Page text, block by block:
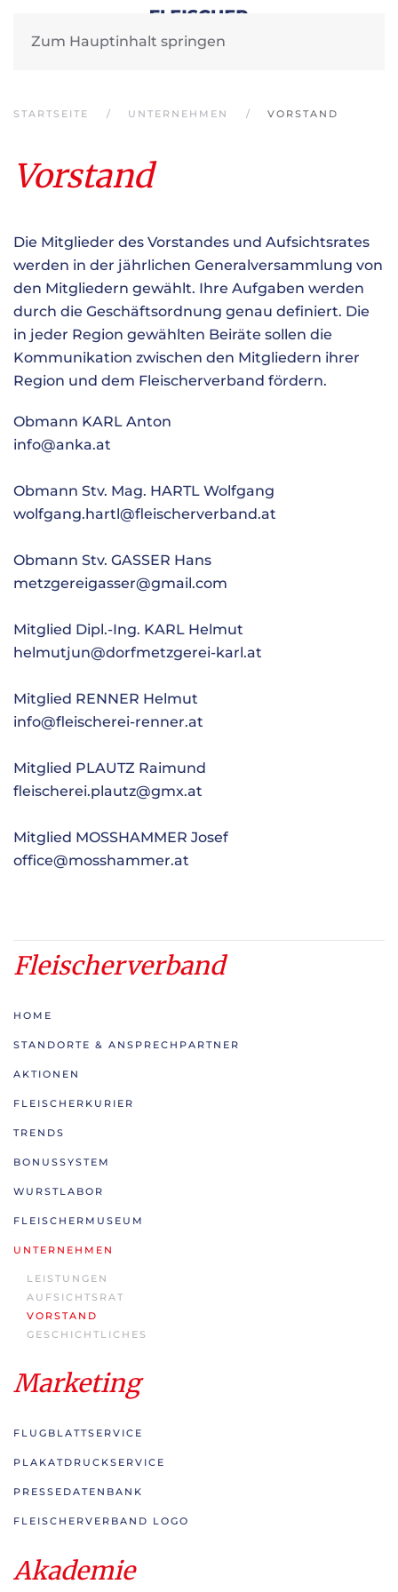
Zum Hauptinhalt springen
STARTSEITE UNTERNEHMEN VORSTAND
Vorstand
Die Mitglieder des Vorstandes und Aufsichtsrates
werden in der jährlichen Generalversammlung von
den Mitgliedern gewählt. Ihre Aufgaben werden
durch die Geschäftsordnung genau definiert. Die
in jeder Region gewählten Beiräte sollen die
Kommunikation zwischen den Mitgliedern ihrer
Region und dem Fleischerverband fördern.
Obmann KARL Anton
info@anka.at
Obmann Stv. Mag. HARTL Wolfgang
wolfgang.hartl@fleischerverband.at
Obmann Stv. GASSER Hans
metzgereigasser@gmail.com
Mitglied Dipl.-Ing. KARL Helmut
helmutjun@dorfmetzgerei-karl.at
Mitglied RENNER Helmut
info@fleischerei-renner.at
Mitglied PLAUTZ Raimund
fleischerei.plautz@gmx.at
Mitglied MOSSHAMMER Josef
office@mosshammer.at
Fleischerverband
HOME
STANDORTE & ANSPRECHPARTNER
AKTIONEN
FLEISCHERKURIER
TRENDS
BONUSSYSTEM
WURSTLABOR
FLEISCHERMUSEUM
UNTERNEHMEN
LEISTUNGEN
AUFSICHTSRAT
VORSTAND
GESCHICHTLICHES
Marketing
FLUGBLATTSERVICE
PLAKATDRUCKSERVICE
PRESSEDATENBANK
FLEISCHERVERBAND LOGO
Akademie